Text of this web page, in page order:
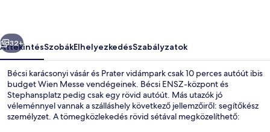
Következő
32+
ÁttekintésSzobákElhelyezkedésSzabályzatok
Bécsi karácsonyi vásár és Prater vidámpark csak 10 perces autóút ibis
budget Wien Messe vendégeinek. Bécsi ENSZ-központ és
Stephansplatz pedig csak egy rövid autóút. Más utazók jó
véleménnyel vannak a szálláshely következő jellemzőiről: segítőkész
személyzet. A tömegközlekedés rövid sétával megközelíthető: